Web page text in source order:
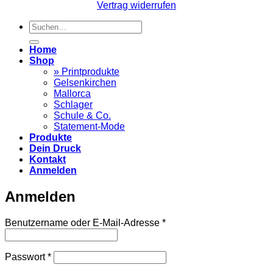
Vertrag widerrufen
Suchen
nach:
Home
Shop
» Printprodukte
Gelsenkirchen
Mallorca
Schlager
Schule & Co.
Statement-Mode
Produkte
Dein Druck
Kontakt
Anmelden
Anmelden
Benutzername oder E-Mail-Adresse *Erforderlich
Passwort*Erforderlich